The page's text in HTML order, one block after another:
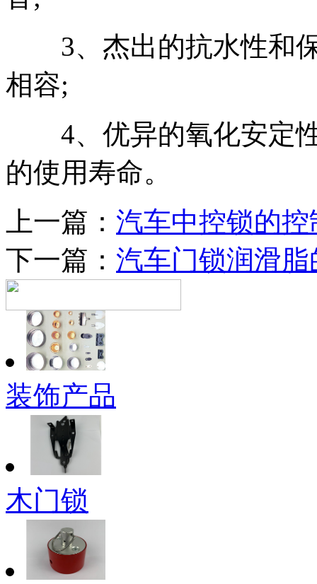
3、杰出的抗水性和保
相容;
4、优异的氧化安定
的使用寿命。
上一篇： 汽车中控锁的
下一篇： 汽车门锁润滑脂
装饰产品
木门锁